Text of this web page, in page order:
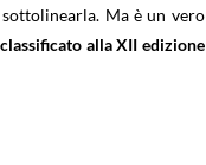
Ma è un vero
alla XII edizione